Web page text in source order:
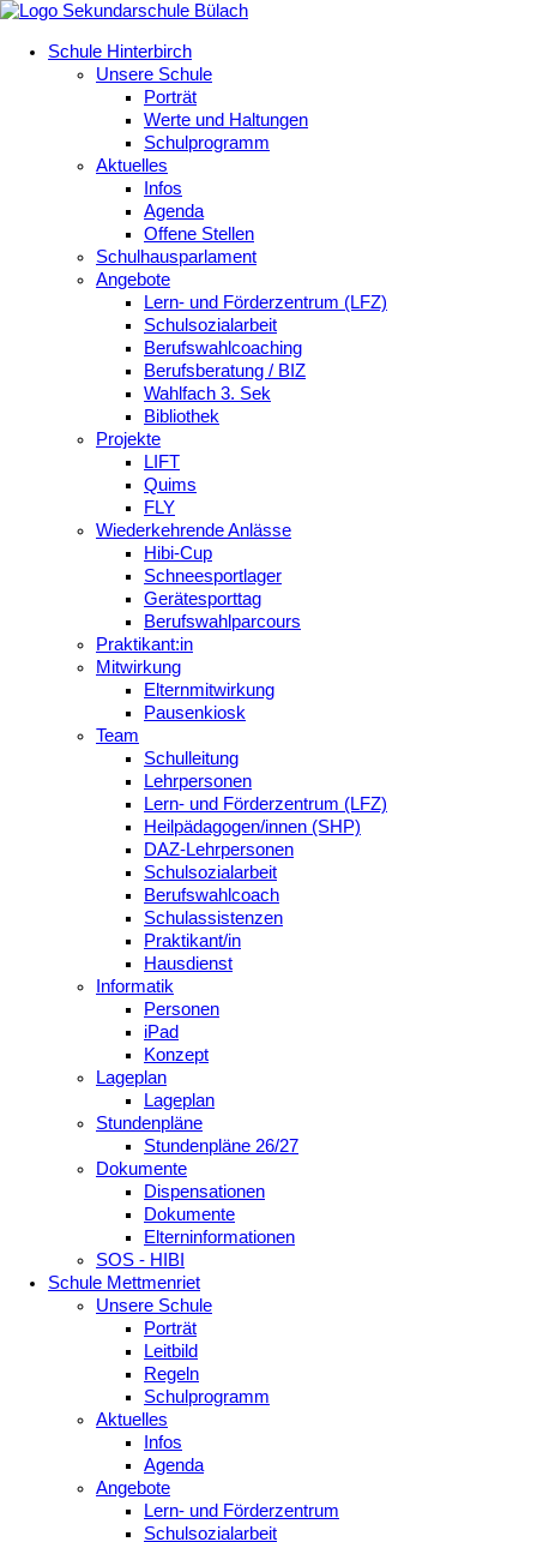
Schule Hinterbirch
Unsere Schule
Porträt
Werte und Haltungen
Schulprogramm
Aktuelles
Infos
Agenda
Offene Stellen
Schulhausparlament
Angebote
Lern- und Förderzentrum (LFZ)
Schulsozialarbeit
Berufswahlcoaching
Berufsberatung / BIZ
Wahlfach 3. Sek
Bibliothek
Projekte
LIFT
Quims
FLY
Wiederkehrende Anlässe
Hibi-Cup
Schneesportlager
Gerätesporttag
Berufswahlparcours
Praktikant:in
Mitwirkung
Elternmitwirkung
Pausenkiosk
Team
Schulleitung
Lehrpersonen
Lern- und Förderzentrum (LFZ)
Heilpädagogen/innen (SHP)
DAZ-Lehrpersonen
Schulsozialarbeit
Berufswahlcoach
Schulassistenzen
Praktikant/in
Hausdienst
Informatik
Personen
iPad
Konzept
Lageplan
Lageplan
Stundenpläne
Stundenpläne 26/27
Dokumente
Dispensationen
Dokumente
Elterninformationen
SOS - HIBI
Schule Mettmenriet
Unsere Schule
Porträt
Leitbild
Regeln
Schulprogramm
Aktuelles
Infos
Agenda
Angebote
Lern- und Förderzentrum
Schulsozialarbeit